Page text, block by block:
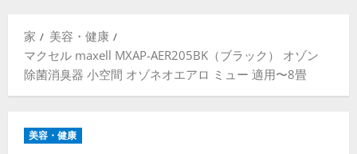
マ
リ
メ
ー
家
美容・健康
マクセル maxell MXAP-AER205BK（ブラック） オゾン
除菌消臭器 小空間 オゾネオエアロ ミュー 適用〜8畳
美容・健康